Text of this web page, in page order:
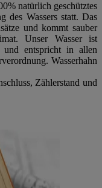
natürlich geschütztes
des Wassers statt. Das
und kommt sauber
Unser Wasser ist
und entspricht in allen
Wasserhahn
Zählerstand und